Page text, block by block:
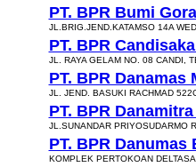
PT. BPR Bumi
JL.BRIG.JEND.KATAMSO 14A
PT. BPR
JL. RAYA GELAM NO. 08 CANDI,
PT. BPR Danamas
JL. JEND. BASUKI RACHMAD
PT. BPR
JL.SUNANDAR PRIYOSUDARMO
PT. BPR Danumas
KOMPLEK PERTOKOAN